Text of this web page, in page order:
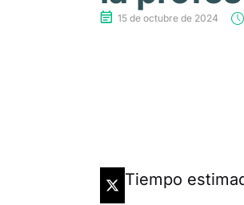
15 de octubre de 2024
Tiempo